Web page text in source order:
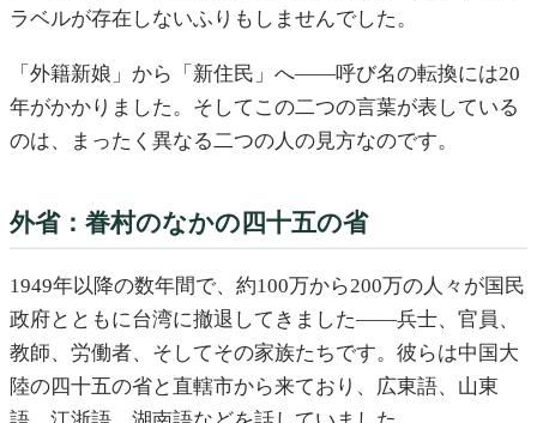
ラベルが存在しないふりもしませんでした。
「外籍新娘」から「新住民」へ——呼び名の転換には20
年がかかりました。そしてこの二つの言葉が表している
のは、まったく異なる二つの人の見方なのです。
外省：眷村のなかの四十五の省
1949年以降の数年間で、約100万から200万の人々が国民
政府とともに台湾に撤退してきました——兵士、官員、
教師、労働者、そしてその家族たちです。彼らは中国大
陸の四十五の省と直轄市から来ており、広東語、山東